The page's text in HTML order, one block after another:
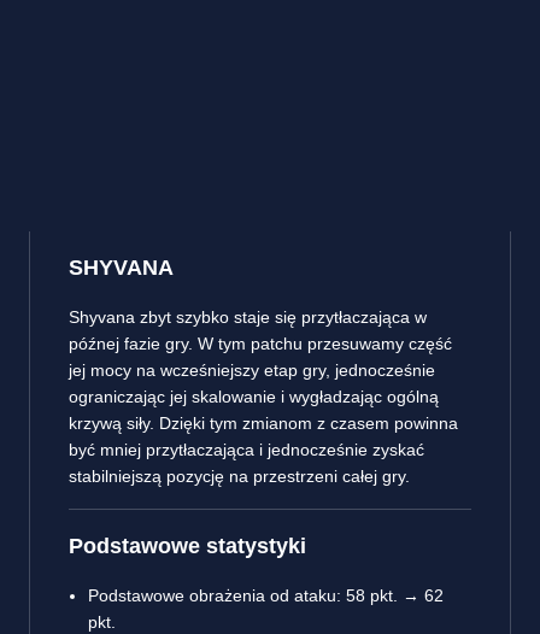
SHYVANA
Shyvana zbyt szybko staje się przytłaczająca w
późnej fazie gry. W tym patchu przesuwamy część
jej mocy na wcześniejszy etap gry, jednocześnie
ograniczając jej skalowanie i wygładzając ogólną
krzywą siły. Dzięki tym zmianom z czasem powinna
być mniej przytłaczająca i jednocześnie zyskać
stabilniejszą pozycję na przestrzeni całej gry.
Podstawowe statystyki
Podstawowe obrażenia od ataku: 58 pkt. → 62
pkt.